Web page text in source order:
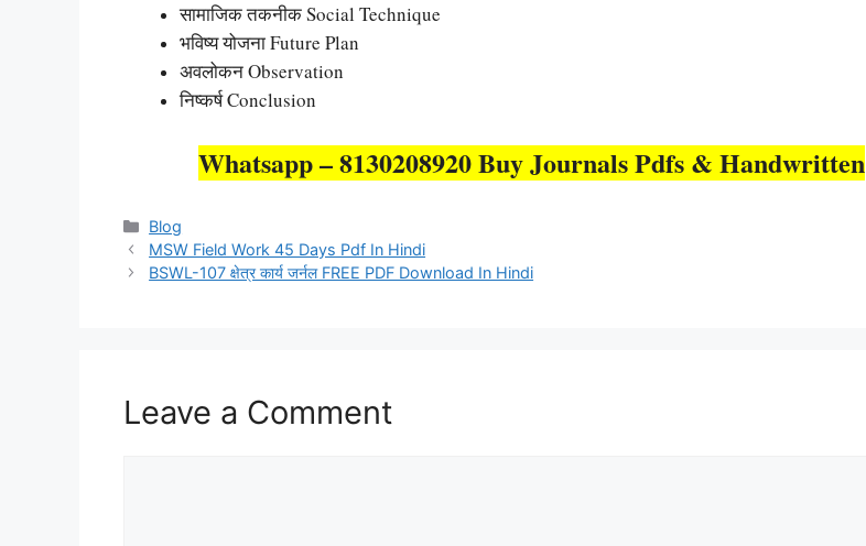
सामाजिक तकनीक Social Technique
भविष्य योजना Future Plan
अवलोकन Observation
निष्कर्ष Conclusion
Whatsapp – 8130208920 Buy Journals Pdfs & Handwritten
Categories
Blog
MSW Field Work 45 Days Pdf In Hindi
BSWL-107 क्षेत्र कार्य जर्नल FREE PDF Download In Hindi
Leave a Comment